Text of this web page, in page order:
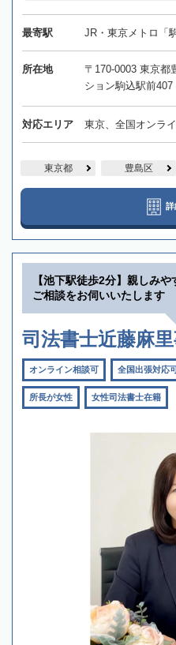
最寄駅 JR・東京メトロ「
所在地
〒170-0003 東京都
ション駒込駅前407
対応エリア 東京、全国オンラ
東京都 豊島区
詳
【池下駅徒歩2分】親しみ
ご相談をお伺いいたします
司法書士近藤麻
オンライン相談可 全国出張対応
所長が女性 女性司法書士在籍